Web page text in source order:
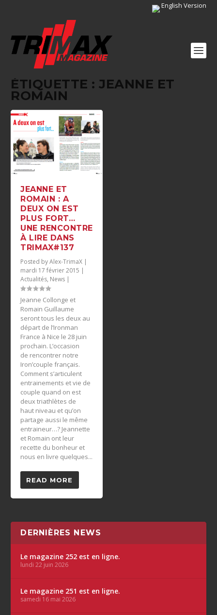
English Version
ÉTIQUETTE :JEANNE ET
ROMAIN
JEANNE ET
ROMAIN : A
DEUX ON EST
PLUS FORT…
UNE RENCONTRE
À LIRE DANS
TRIMAX#137
Posted byAlex-TrimaX |
mardi 17 février 2015 |
Actualités, News |
Jeanne Collonge et
Romain Guillaume
seront tous les deux au
départ de l’Ironman
France à Nice le 28 juin
prochain. L’occasion
de rencontrer notre
Iron’couple français.
Comment s’articulent
entrainements et vie de
couple quand on est
deux triathlètes de
haut niveau et qu’on
partage aussi le même
entraineur…? Jeannette
et Romain ont leur
recette du bonheur et
nous en livre quelques...
READ MORE
DERNIÈRES NEWS
Le magazine 252 est en ligne.
lundi 22 juin 2026
Le magazine 251 est en ligne.
samedi 16 mai 2026